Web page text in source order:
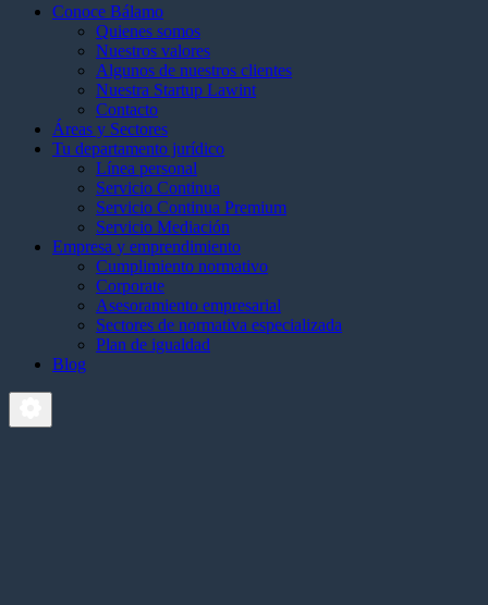
Conoce Bálamo
Quienes somos
Nuestros valores
Algunos de nuestros clientes
Nuestra Startup Lawint
Contacto
Áreas y Sectores
Tu departamento jurídico
Línea personal
Servicio Continua
Servicio Continua Premium
Servicio Mediación
Empresa y emprendimiento
Cumplimiento normativo
Corporate
Asesoramiento empresarial
Sectores de normativa especializada
Plan de igualdad
Blog